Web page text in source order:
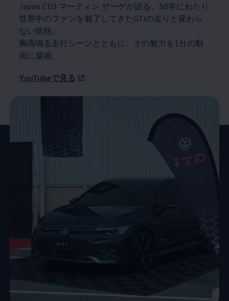
Japan CEO マーティン ザーゲが語る、50年にわたり
世界中のファンを魅了してきたGTIの走りと変わら
ない情熱。
胸高鳴る走行シーンとともに、その魅力を1分の動
画に凝縮。
YouTubeで見る